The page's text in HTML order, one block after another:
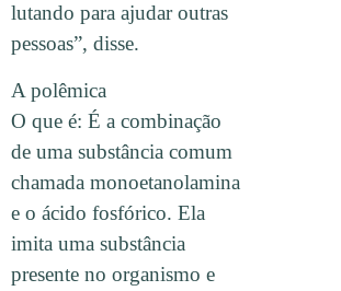
lutando para ajudar outras
pessoas”, disse.
A polêmica
O que é: É a combinação
de uma substância comum
chamada monoetanolamina
e o ácido fosfórico. Ela
imita uma substância
presente no organismo e